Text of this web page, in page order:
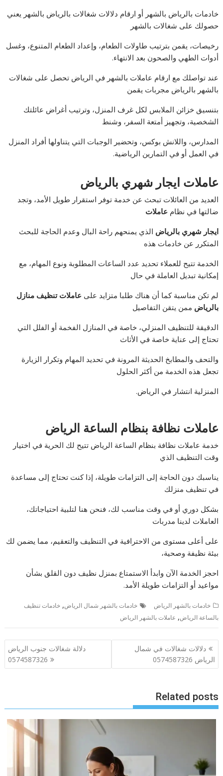
خادمات بالرياض بالشهر أو ارقام دلالات شغالات بالرياض بالشهر يعني
حصولك على شغالات بالشهر
رخيصات، يقمن بترتيب طاولات الطعام، وإعداد الطعام المتنوع، وغسل
أدوات الطهي والصحون بعد الانتهاء.
عند تواصلك مع ارقام عاملات بالشهر في الرياض تحصل على شغالات
بالشهر بالرياض مجربات يقمن
بتنسيق خزائن الملابس لكل غرف المنزل، وترتيب أغراض عائلتك
الشخصية، وتجهيز أمتعة السفر، وشنط
المدارس، واللانش بوكس، وتحضير الوجبات التي يتناولها أفراد المنزل
في العمل أو في التمارين الرياضية.
عاملات ايجار شهري بالرياض
العديد من العائلات تبحث عن خدمة توفر استقرار طويل الأمد، وتجد
ضالتها في نظام عاملات
ايجار شهري بالرياض الذي يمنحهم راحة البال وعدم الحاجة للبحث
المتكرر عن خادمات هذه
الخدمة تتيح للعملاء تحديد عدد الساعات المطلوبة ونوع المهام، مع
إمكانية تبديل العاملة في حال
لم تكن مناسبة كما أن هناك طلبا متزايد على عاملات تنظيف منازل
بالرياض ممن يتقن التفاصيل
الدقيقة للتنظيف المنزلي، خاصة في المنازل الفخمة أو الفلل التي
تحتاج إلى عناية خاصة في الأثاث
والتحف والمطابخ الحديثة المرونة في تحديد المهام وتكرار الزيارة
تجعل هذه الخدمة من أكثر الحلول
المنزلية انتشار في الرياض.
عاملات نظافة بنظام الساعة الرياض
خدمة عاملات نظافة بنظام الساعة الرياض تتيح لك الحرية في اختيار
وقت التنظيف الذي
يناسبك دون الحاجة إلى التزامات طويلة، إذا كنت تحتاج إلى مساعدة
في تنظيف منزلك
بشكل دوري أو في وقت مناسب لك، فنحن هنا لتلبية احتياجاتك،
العاملات لدينا مدربات
على أعلى مستوى من الاحترافية في التنظيف والتعقيم، مما يضمن لك
بيئة نظيفة وصحية،
احجز الخدمة الآن وابدأ الاستمتاع بمنزل نظيف دون القلق بشأن
مواعيد أو التزامات طويلة الأمد.
خادمات بالشهر الرياض خادمات بالشهر شمال الرياض,خادمات تنظيف
بالساعة الرياض, عاملات بالشهر الرياض
تصفّح
المقالات
دلالات شغالات في شمال
الرياض 0574587326
دلالة شغالات جنوب الرياض
0574587326
Related posts